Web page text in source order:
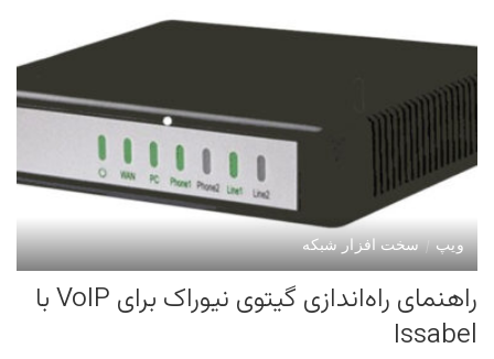
ویپ سخت افزار شبکه
راهنمای راه‌اندازی گیتوی نیوراک برای VoIP با
Issabel